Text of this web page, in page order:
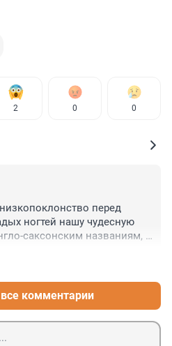
2 0 0
перед
ногтей нашу чудесную
саксонским названиям,
комментарии